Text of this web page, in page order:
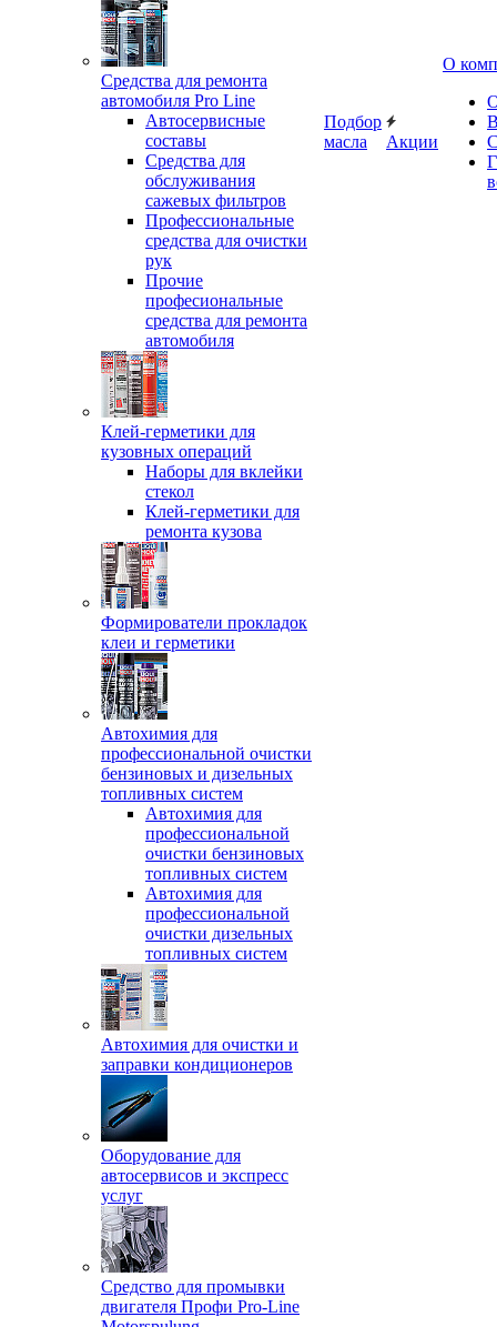
Средства для ремонта
автомобиля Pro Line
Автосервисные
составы
Средства для
обслуживания
сажевых фильтров
Профессиональные
средства для очистки
рук
Прочие
професиональные
средства для ремонта
автомобиля
Клей-герметики для
кузовных операций
Наборы для вклейки
стекол
Клей-герметики для
ремонта кузова
Формирователи прокладок
клеи и герметики
Автохимия для
профессиональной очистки
бензиновых и дизельных
топливных систем
Автохимия для
профессиональной
очистки бензиновых
топливных систем
Автохимия для
профессиональной
очистки дизельных
топливных систем
Автохимия для очистки и
заправки кондиционеров
Оборудование для
автосервисов и экспресс
услуг
Средство для промывки
двигателя Профи Pro-Line
Подбор
масла
Акции
О